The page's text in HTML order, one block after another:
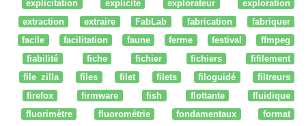
explicitation
explicite explorateur
exploration
extraction
extraire FabLab fabrication
fabriquer
facile
facilitation faune ferme festival
ffmpeg
fiabilité
fiche fichier fichiers
fifilement
file zilla
files filet filets filoguidé
filtreurs
firefox
firmware fish flottante
fluidique
fluorimètre
fluorométrie fondamentaux
format